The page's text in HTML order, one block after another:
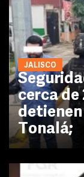
JALISCO
cerca de
detienen
Tonalá;